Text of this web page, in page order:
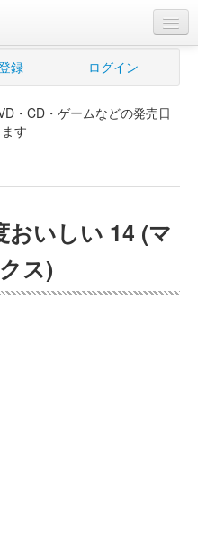
録 ログイン
・CD・ゲームなどの発売日
す
おいしい 14 (マ
ス)